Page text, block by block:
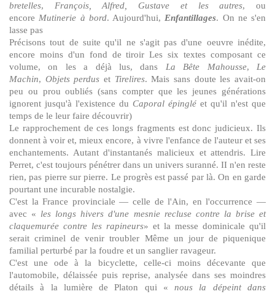
bretelles, François, Alfred, Gustave et les autres, ou
encoreMutinerie à bord. Aujourd'hui,Enfantillages. On ne s'en
lasse pas
Précisons tout de suite qu'il ne s'agit pas d'une oeuvre inédite,
encore moins d'un fond de tiroir Les six textes composant ce
volume, on les a déjà lus, dans La Bête Mahousse,Le
Machin, Objets perdus et Tirelires. Mais sans doute les avait-on
peu ou prou oubliés (sans compter que les jeunes générations
ignorent jusqu'à l'existence du Caporal épinglé et qu'il n'est que
temps de le leur faire découvrir)
Le rapprochement de ces longs fragments est donc judicieux. Ils
donnent à voir et, mieux encore, à vivre l'enfance de l'auteur et ses
enchantements. Autant d'instantanés malicieux et attendris. Lire
Perret, c'est toujours pénétrer dans un univers suranné. II n'en reste
rien, pas pierre sur pierre. Le progrès est passé par là. On en garde
pourtant une incurable nostalgie.
C'est la France provinciale — celle de l'Ain, en l'occurrence —
avec « les longs hivers d'une mesnie recluse contre la brise et
claquemurée contre les rapineurs» et la messe dominicale qu'il
serait criminel de venir troubler Même un jour de piquenique
familial perturbé par la foudre et un sanglier ravageur.
C'est une ode à la bicyclette, celle-ci moins décevante que
l'automobile, délaissée puis reprise, analysée dans ses moindres
détails à la lumière de Platon qui «nous la dépeint dans